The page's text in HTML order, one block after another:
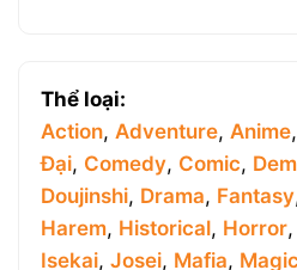
Thể loại:
Action, Adventure, Anime,
Đại, Comedy, Comic,
Doujinshi, Drama, Fantasy
Harem, Historical, Horror,
Isekai, Josei, Mafia, Magic